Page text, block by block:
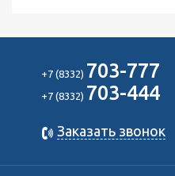
+7 (8332) 703-777
+7 (8332) 703-444
Заказать звонок